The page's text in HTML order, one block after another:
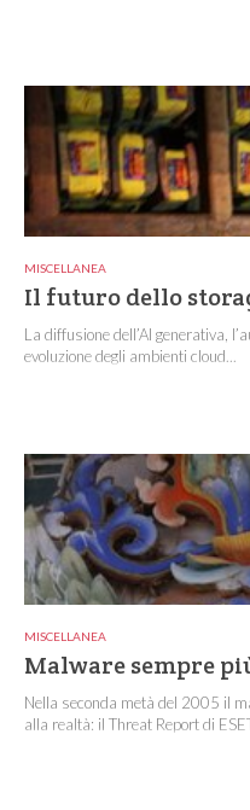
MISCELLANEA
Il futuro dello
La diffusione dell’AI generativa,
evoluzione degli ambienti cloud...
MISCELLANEA
Malware sempre
Nella seconda metà del 2005 il
alla realtà: il Threat Report di